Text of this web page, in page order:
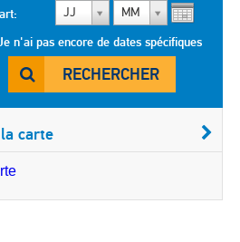
JJ MM
n'ai pas encore de dates spécifiques
RECHERCHER
carte